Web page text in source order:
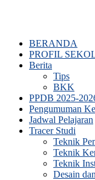
BERANDA
PROFIL
Berita
Tips
BKK
PPDB 2025-
Pengumuman
Jadwal Pelajaran
Tracer Studi
Teknik
Teknik
Teknik
Desain